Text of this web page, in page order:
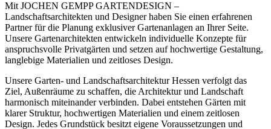
Mit JOCHEN GEMPP GARTENDESIGN –
Landschaftsarchitekten und Designer haben Sie einen erfahrenen
Partner für die Planung exklusiver Gartenanlagen an Ihrer Seite.
Unsere Gartenarchitekten entwickeln individuelle Konzepte für
anspruchsvolle Privatgärten und setzen auf hochwertige Gestaltung,
langlebige Materialien und zeitloses Design.
Unsere Garten- und Landschaftsarchitektur Hessen verfolgt das
Ziel, Außenräume zu schaffen, die Architektur und Landschaft
harmonisch miteinander verbinden. Dabei entstehen Gärten mit
klarer Struktur, hochwertigen Materialien und einem zeitlosen
Design. Jedes Grundstück besitzt eigene Voraussetzungen und